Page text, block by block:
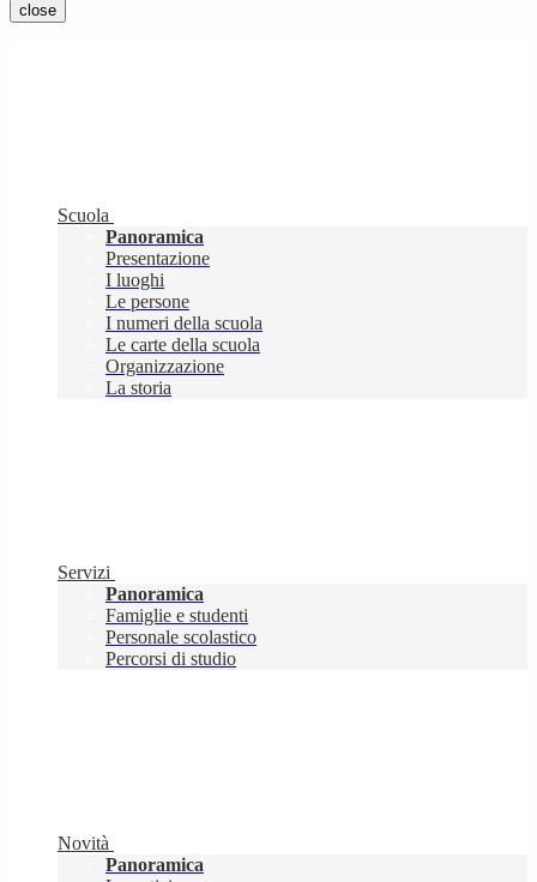
close
Scuola
Panoramica
Presentazione
I luoghi
Le persone
I numeri della scuola
Le carte della scuola
Organizzazione
La storia
Servizi
Panoramica
Famiglie e studenti
Personale scolastico
Percorsi di studio
Novità
Panoramica